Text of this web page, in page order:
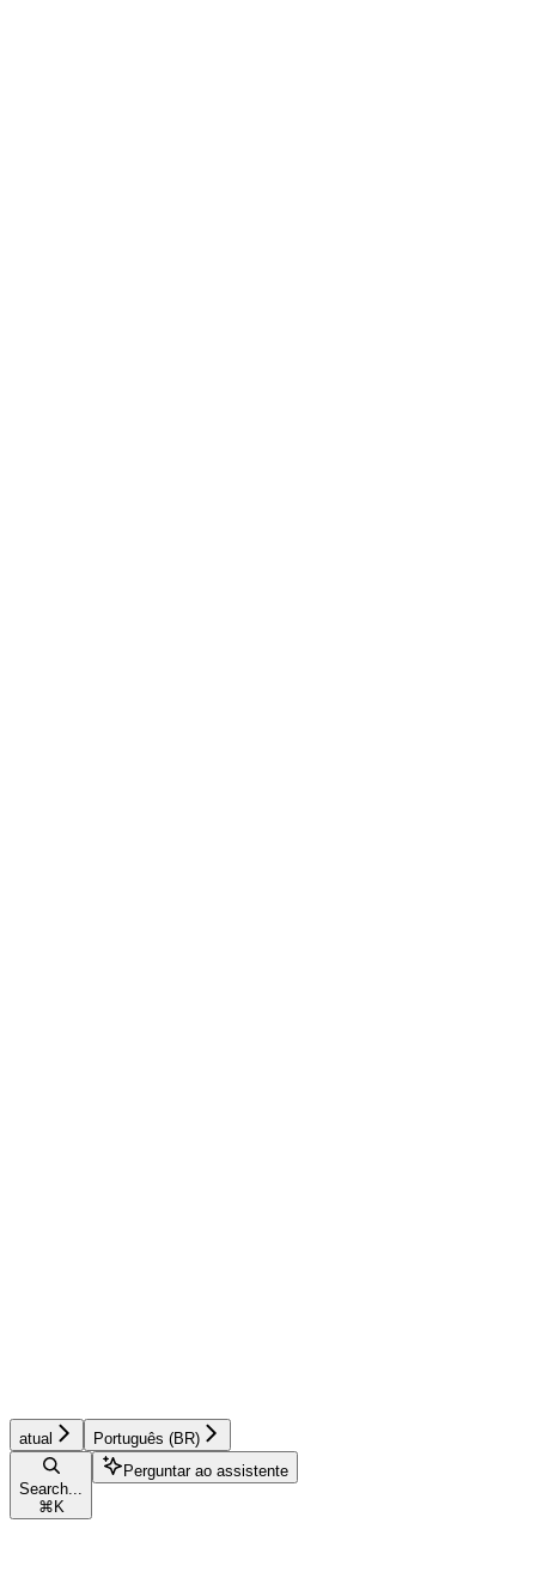
atual Português (BR)
Search...
⌘ K
Perguntar ao assistente